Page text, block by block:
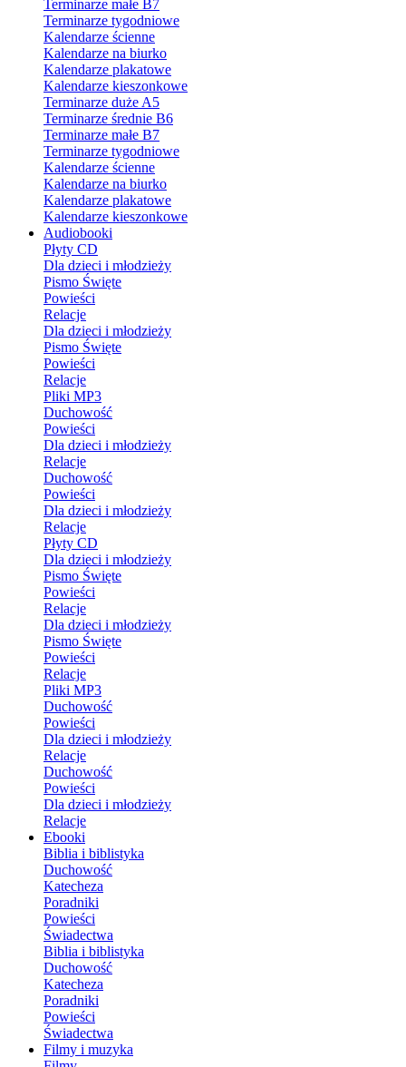
Terminarze małe B7
Terminarze tygodniowe
Kalendarze ścienne
Kalendarze na biurko
Kalendarze plakatowe
Kalendarze kieszonkowe
Terminarze duże A5
Terminarze średnie B6
Terminarze małe B7
Terminarze tygodniowe
Kalendarze ścienne
Kalendarze na biurko
Kalendarze plakatowe
Kalendarze kieszonkowe
Audiobooki
Płyty CD
Dla dzieci i młodzieży
Pismo Święte
Powieści
Relacje
Dla dzieci i młodzieży
Pismo Święte
Powieści
Relacje
Pliki MP3
Duchowość
Powieści
Dla dzieci i młodzieży
Relacje
Duchowość
Powieści
Dla dzieci i młodzieży
Relacje
Płyty CD
Dla dzieci i młodzieży
Pismo Święte
Powieści
Relacje
Dla dzieci i młodzieży
Pismo Święte
Powieści
Relacje
Pliki MP3
Duchowość
Powieści
Dla dzieci i młodzieży
Relacje
Duchowość
Powieści
Dla dzieci i młodzieży
Relacje
Ebooki
Biblia i biblistyka
Duchowość
Katecheza
Poradniki
Powieści
Świadectwa
Biblia i biblistyka
Duchowość
Katecheza
Poradniki
Powieści
Świadectwa
Filmy i muzyka